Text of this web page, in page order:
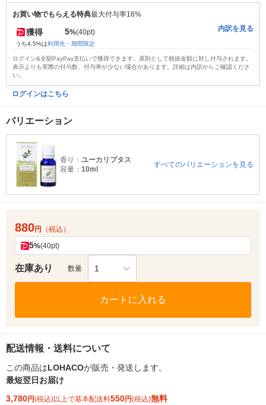
お買い物でもらえる特典最大付与率16%
獲得 5%(40pt)
うち4.5%は利用先・期間限定
内訳を見る
ログイン&全額PayPay支払いで獲得できます。原則として税抜金額に対し付与されます。
表示よりも実際の付与数、付与率が少ない場合があります。詳細は内訳からご確認くださ
い。
ログインはこちら
バリエーション
香り： ユーカリプタス
容量： 10ml
すべてのバリエーションを見る
880円 （税込）
5%(40pt)
在庫あり 数量 1
カートに入れる
配送情報・送料について
この商品はLOHACOが販売・発送します。
最短翌日お届け
3,780円(税込)以上で基本配送料550円(税込)無料